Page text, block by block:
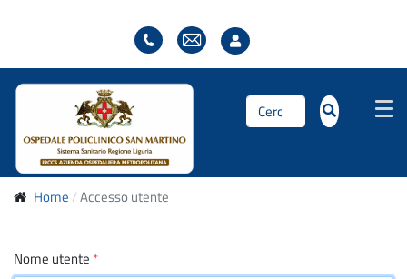
Cerca...
Home Accesso utente
Nome utente *